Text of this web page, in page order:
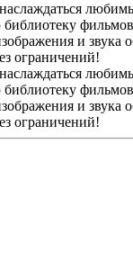
и
ограничений!
и
ограничений!